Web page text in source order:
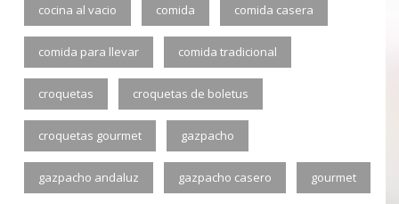
cocina al vacio comida comida casera
comida para llevar comida tradicional
croquetas croquetas de boletus
croquetas gourmet gazpacho
gazpacho andaluz gazpacho casero gourmet